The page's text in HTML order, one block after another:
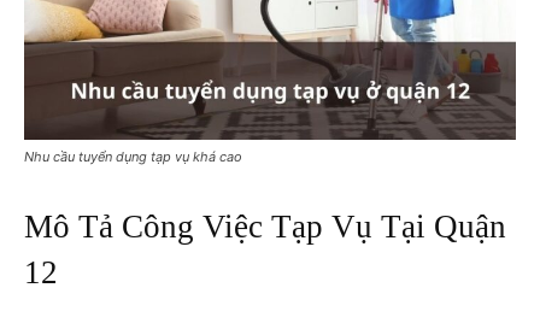
Nhu cầu tuyển dụng tạp vụ khá cao
Mô Tả Công Việc Tạp Vụ Tại Quận
12